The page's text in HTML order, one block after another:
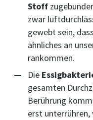
Stoff
zwar
gewebt sein,
ähnliches an
rankommen.
Die
gesamten
Berührung
erst unterrühren,